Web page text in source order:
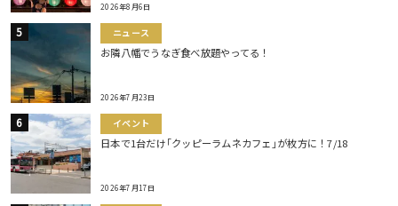
2026年8月6日
ニュース
お隣八幡でうなぎ食べ放題やってる！
2026年7月23日
イベント
日本で1台だけ｢クッピーラムネカフェ｣が枚方に！7/18
2026年7月17日